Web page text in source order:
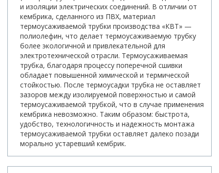
и изоляции электрических соединений. В отличии от
кембрика, сделанного из ПВХ, материал
термоусаживаемой трубки производства «КВТ» —
полиолефин, что делает термоусаживаемую трубку
более экологичной и привлекательной для
электротехнической отрасли. Термоусаживаемая
трубка, благодаря процессу поперечной сшивки
обладает повышенной химической и термической
стойкостью. После термоусадки трубка не оставляет
зазоров между изолируемой поверхностью и самой
термоусаживаемой трубкой, что в случае применения
кембрика невозможно. Таким образом: быстрота,
удобство, технологичность и надежность монтажа
термоусаживаемой трубки оставляет далеко позади
морально устаревший кембрик.